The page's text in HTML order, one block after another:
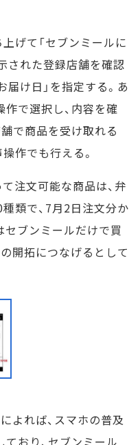
げて「セブンミールに
された登録店舗を確認
届け日」を指定する。あ
で選択し、内容を確
で商品を受け取れる
作でも行える。
注文可能な商品は、弁
類で、7月2日注文分か
セブンミールだけで買
開拓につなげるとして
よれば、スマホの普及